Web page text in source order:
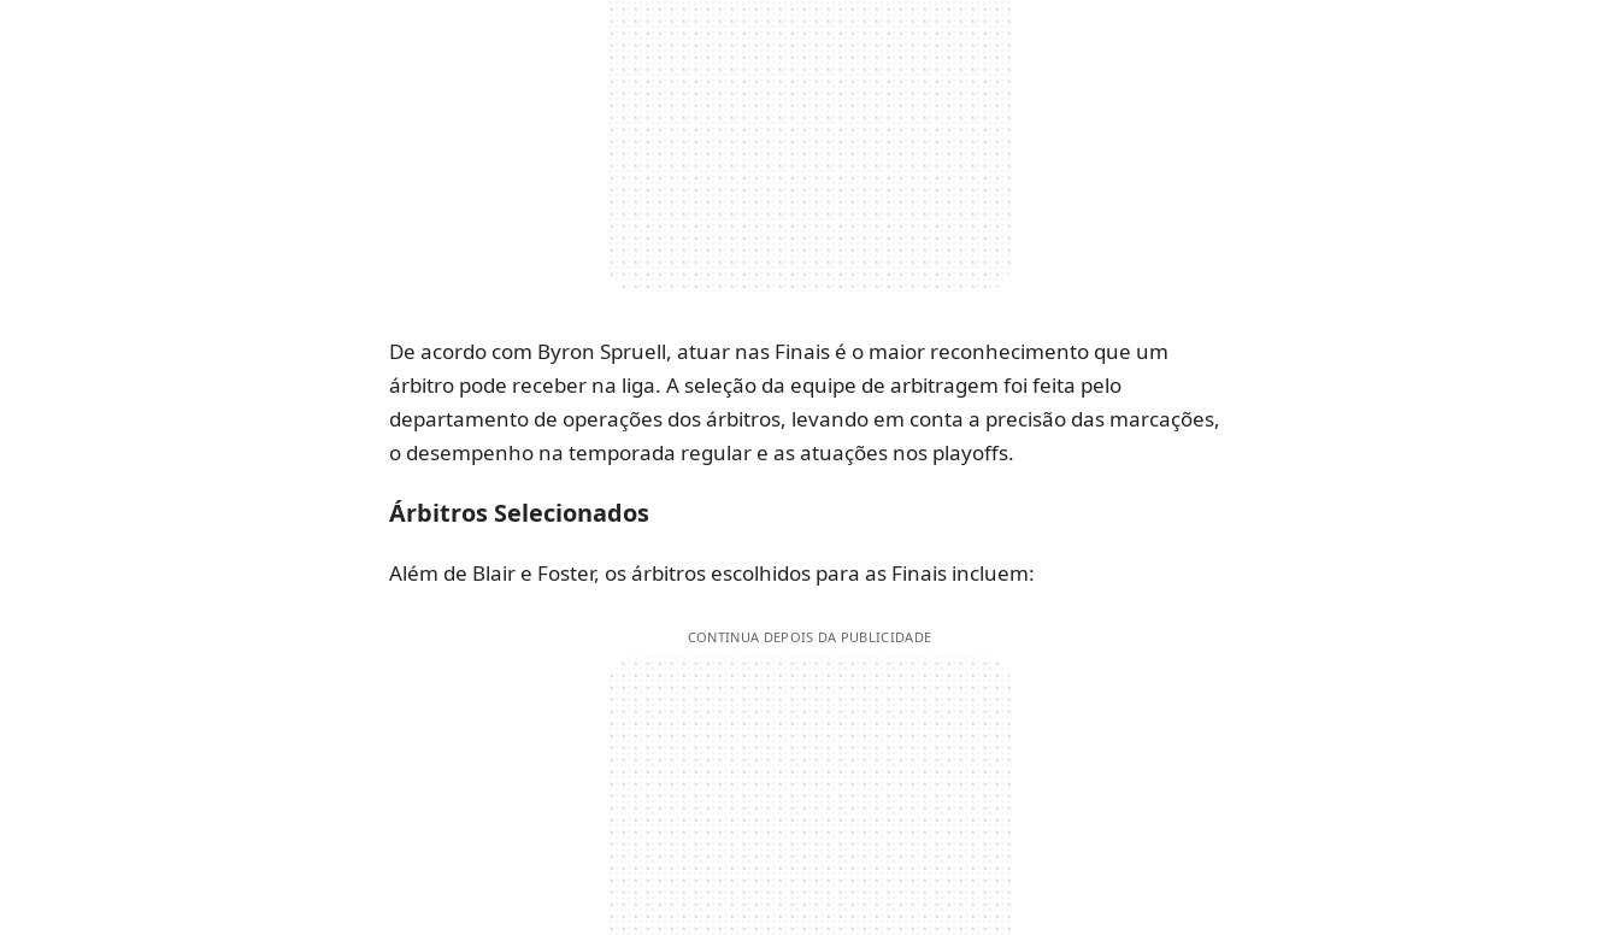
De acordo com Byron Spruell, atuar nas Finais é o maior reconhecimento que um
árbitro pode receber na liga. A seleção da equipe de arbitragem foi feita pelo
departamento de operações dos árbitros, levando em conta a precisão das marcações,
o desempenho na temporada regular e as atuações nos playoffs.
Árbitros Selecionados
Além de Blair e Foster, os árbitros escolhidos para as Finais incluem:
CONTINUA DEPOIS DA PUBLICIDADE